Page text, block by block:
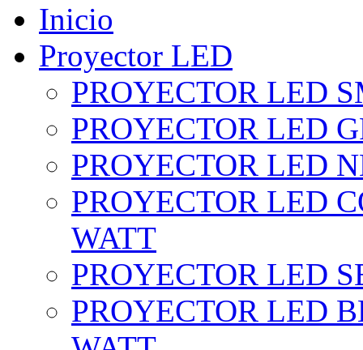
Inicio
Proyector LED
PROYECTOR LED
PROYECTOR LED
PROYECTOR LED
PROYECTOR LED
WATT
PROYECTOR LED
PROYECTOR LED